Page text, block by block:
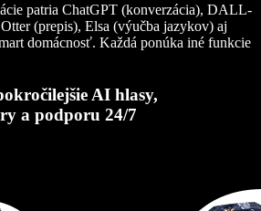
patria ChatGPT (konverzácia), DALL-
(prepis), Elsa (výučba jazykov) aj
domácnosť. Každá ponúka iné funkcie
AI hlasy,
a podporu 24/7